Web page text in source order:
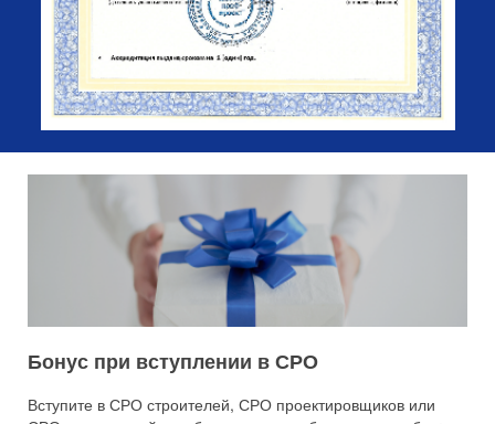
Бонус при вступлении в СРО
Вступите в СРО строителей, СРО проектировщиков или